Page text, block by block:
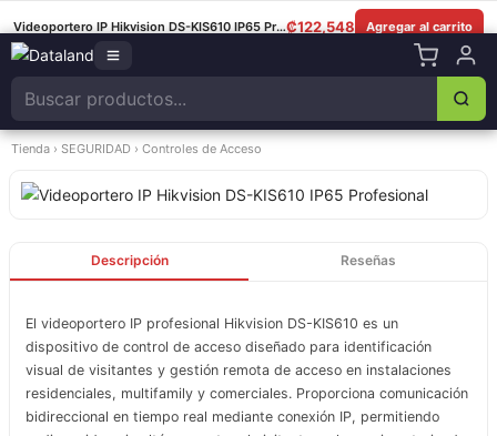
Facebook|
Videoportero IP Hikvision DS-KIS610 IP65 Profesional₡122,548 Agregar al carrito
Tienda › SEGURIDAD › Controles de Acceso
Descripción Reseñas
El videoportero IP profesional Hikvision DS-KIS610 es un
dispositivo de control de acceso diseñado para identificación
visual de visitantes y gestión remota de acceso en instalaciones
residenciales, multifamily y comerciales. Proporciona comunicación
bidireccional en tiempo real mediante conexión IP, permitiendo